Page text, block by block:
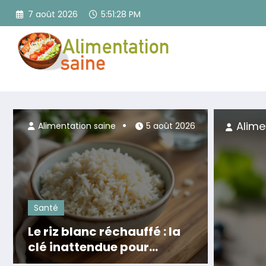
Aller
contenu
7 août 2026 5:51:30 PM
Santé
Le riz blanc réchauffé : la
clé inattendue pour
booster votre microbiote
Alimentation saine 5 août 2026
5 août 2026